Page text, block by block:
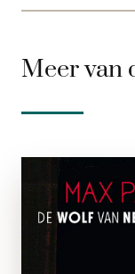
Meer van
De